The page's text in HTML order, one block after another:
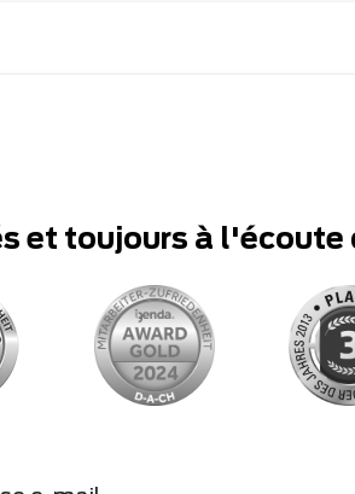
et toujours à l'écoute